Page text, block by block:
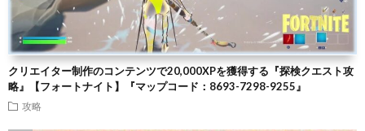
クリエイター制作のコンテンツで20,000XPを獲得する『探検クエスト攻
略』【フォートナイト】『マップコード：8693-7298-9255』
攻略